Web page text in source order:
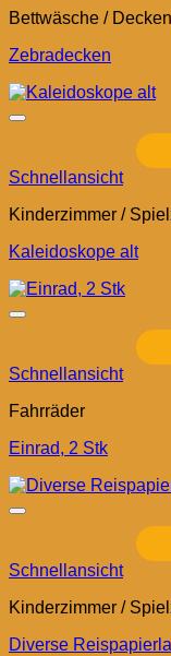
Bettwäsche / Decken
Zebradecken
Schnellansicht
Kinderzimmer /
Kaleidoskope alt
Schnellansicht
Fahrräder
Einrad, 2 Stk
Schnellansicht
Kinderzimmer /
Diverse